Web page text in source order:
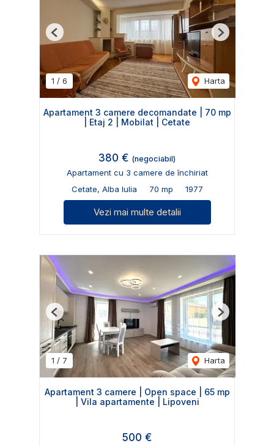
1 / 6 Harta
Previous Next
Apartament 3 camere decomandate | 70 mp
| Etaj 2 | Mobilat | Cetate
380 € (negociabil)
Apartament cu 3 camere de închiriat
Cetate, Alba Iulia
70 mp 1977
Vezi mai multe detalii
1 / 7 Harta
Previous Next
Apartament 3 camere | Open space | 65 mp
| Vila apartamente | Lipoveni
500 €